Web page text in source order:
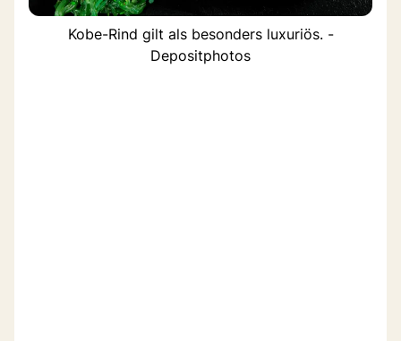
Kobe-Rind gilt als besonders luxuriös. -
Depositphotos